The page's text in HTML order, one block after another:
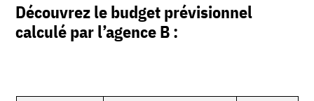
Découvrez le budget prévisionnel
calculé par l’agence B :